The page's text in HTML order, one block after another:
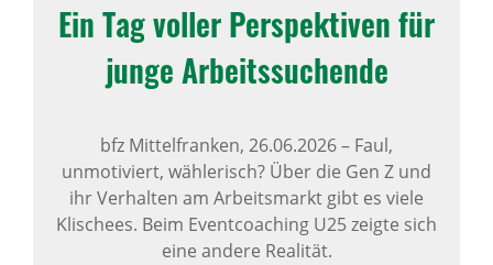
Ein Tag voller Perspek­tiven für
junge Arbeits­su­chende
bfz Mittelfranken, 26.06.2026– Faul,
unmotiviert, wählerisch? Über die Gen Z und
ihr Verhalten am Arbeitsmarkt gibt es viele
Klischees. Beim Eventcoaching U25 zeigte sich
eine andere Realität.